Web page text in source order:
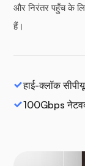
और निरंतर पहुँच के
हैं।
हाई-क्लॉक सीपीयू
100Gbps